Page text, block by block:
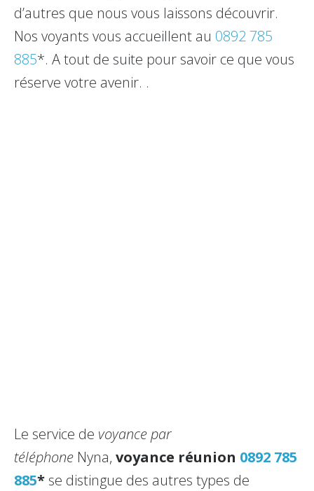
d’autres que nous vous laissons découvrir.
Nos voyants vous accueillent au 0892 785
885*. A tout de suite pour savoir ce que vous
réserve votre avenir. .
Le service de voyance par
téléphone Nyna, voyance réunion 0892 785
885* se distingue des autres types de